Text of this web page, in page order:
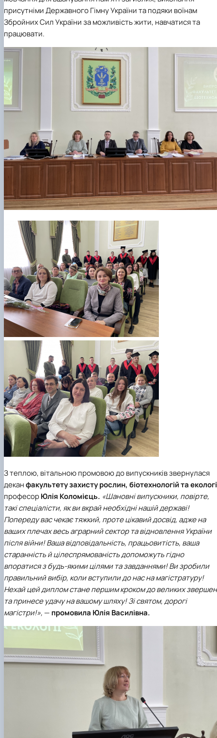
присутніми Державного Гімну України та подяки воїнам
Збройних Сил України за можливість жити, навчатися та
працювати.
З теплою, вітальною промовою до випускників звернулася
деканфакультету захисту рослин, біотехнологій та
професорЮлія Коломієць. «Шановні випускники, повірте,
такі спеціалісти, як ви вкрай необхідні нашій державі!
Попереду вас чекає тяжкий, проте цікавий досвід, адже на
ваших плечах весь аграрний сектор та відновлення України
після війни! Ваша відповідальність, працьовитість, ваша
старанність й цілеспрямованість допоможуть гідно
впоратися з будь-якими цілями та завданнями! Ви зробили
правильний вибір, коли вступили до нас на магістратуру!
Нехай цей диплом стане першим кроком до великих
та принесе удачу на вашому шляху! Зі святом, дорогі
магістри!», — промовила Юлія Василівна.